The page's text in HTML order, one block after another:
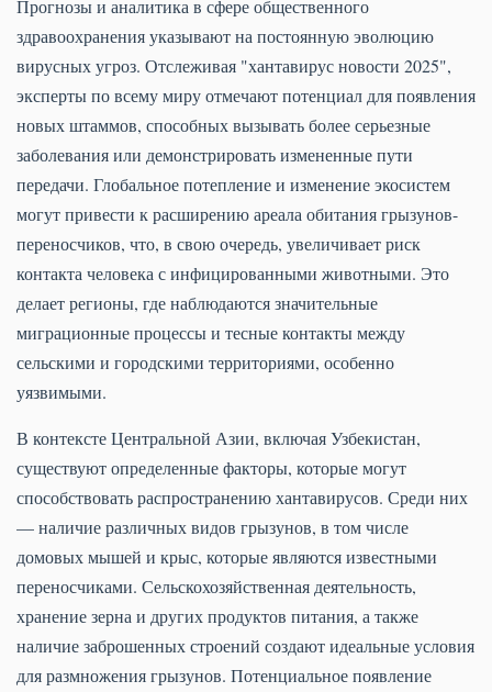
Прогнозы и аналитика в сфере общественного
здравоохранения указывают на постоянную эволюцию
вирусных угроз. Отслеживая "хантавирус новости 2025",
эксперты по всему миру отмечают потенциал для появления
новых штаммов, способных вызывать более серьезные
заболевания или демонстрировать измененные пути
передачи. Глобальное потепление и изменение экосистем
могут привести к расширению ареала обитания грызунов-
переносчиков, что, в свою очередь, увеличивает риск
контакта человека с инфицированными животными. Это
делает регионы, где наблюдаются значительные
миграционные процессы и тесные контакты между
сельскими и городскими территориями, особенно
уязвимыми.
В контексте Центральной Азии, включая Узбекистан,
существуют определенные факторы, которые могут
способствовать распространению хантавирусов. Среди них
— наличие различных видов грызунов, в том числе
домовых мышей и крыс, которые являются известными
переносчиками. Сельскохозяйственная деятельность,
хранение зерна и других продуктов питания, а также
наличие заброшенных строений создают идеальные условия
для размножения грызунов. Потенциальное появление